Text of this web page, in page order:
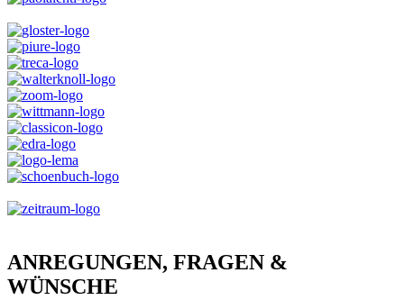
ANREGUNGEN, FRAGEN &
WÜNSCHE